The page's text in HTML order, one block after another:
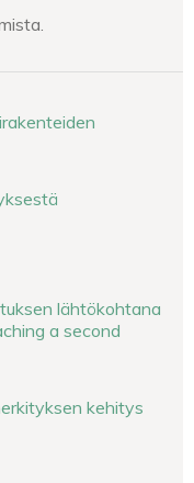
lähtökohtana
a second
kehitys